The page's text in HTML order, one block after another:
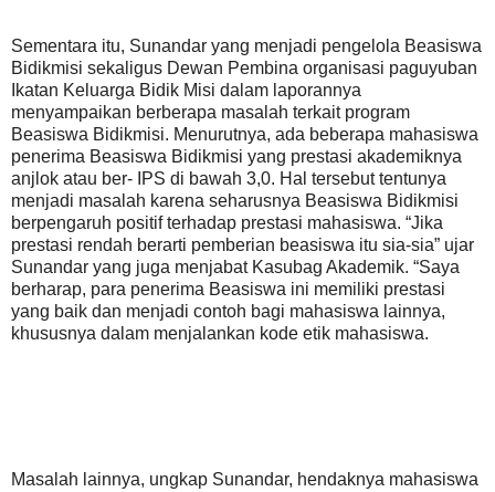
Sementara itu, Sunandar yang menjadi pengelola Beasiswa
Bidikmisi sekaligus Dewan Pembina organisasi paguyuban
Ikatan Keluarga Bidik Misi dalam laporannya
menyampaikan berberapa masalah terkait program
Beasiswa Bidikmisi. Menurutnya, ada beberapa mahasiswa
penerima Beasiswa Bidikmisi yang prestasi akademiknya
anjlok atau ber- IPS di bawah 3,0. Hal tersebut tentunya
menjadi masalah karena seharusnya Beasiswa Bidikmisi
berpengaruh positif terhadap prestasi mahasiswa. “Jika
prestasi rendah berarti pemberian beasiswa itu sia-sia” ujar
Sunandar yang juga menjabat Kasubag Akademik. “Saya
berharap, para penerima Beasiswa ini memiliki prestasi
yang baik dan menjadi contoh bagi mahasiswa lainnya,
khususnya dalam menjalankan kode etik mahasiswa.
Masalah lainnya, ungkap Sunandar, hendaknya mahasiswa